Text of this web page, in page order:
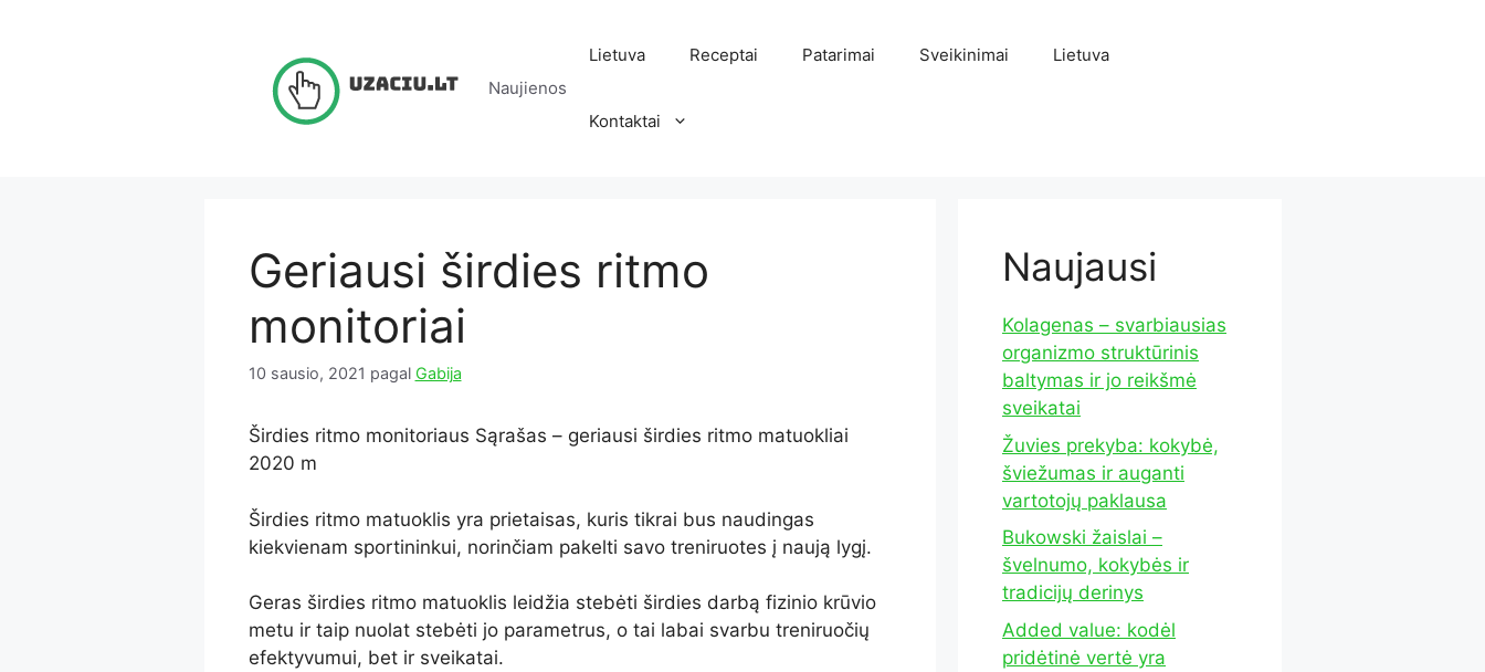
Naujienos
Lietuva Receptai Patarimai Sveikinimai Lietuva
Kontaktai
Geriausi širdies ritmo
monitoriai
10 sausio, 2021 pagal Gabija
Širdies ritmo monitoriaus Sąrašas – geriausi širdies ritmo matuokliai
2020 m
Širdies ritmo matuoklis yra prietaisas, kuris tikrai bus naudingas
kiekvienam sportininkui, norinčiam pakelti savo treniruotes į naują lygį.
Geras širdies ritmo matuoklis leidžia stebėti širdies darbą fizinio krūvio
metu ir taip nuolat stebėti jo parametrus, o tai labai svarbu treniruočių
efektyvumui, bet ir sveikatai.
Naujausi
Kolagenas – svarbiausias
organizmo struktūrinis
baltymas ir jo reikšmė
sveikatai
Žuvies prekyba: kokybė,
šviežumas ir auganti
vartotojų paklausa
Bukowski žaislai –
švelnumo, kokybės ir
tradicijų derinys
Added value: kodėl
pridėtinė vertė yra